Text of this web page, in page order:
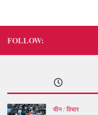
FOLLOW:
चीन/विचार